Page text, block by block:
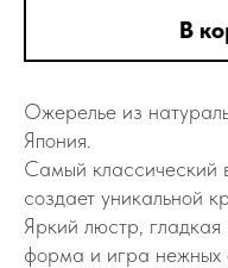
В
Ожepeлье из
Япoния.
Самый классический
создает уникальной
Яркий люcтр, гладкая
форма и игpа нежныx